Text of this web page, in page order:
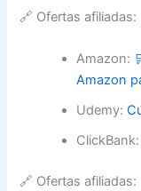
🔗 Ofertas afiliadas:
Amazon:
Amazon
Udemy:
🔗 Ofertas afiliadas: